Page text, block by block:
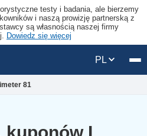
testy i badania, ale bierzemy
i naszą prowizję partnerską z
są własnością naszej firmy
Dowiedz się więcej
PL
81